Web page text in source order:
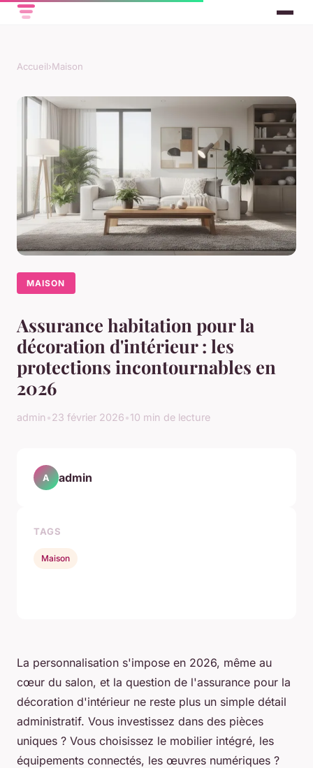
Accueil›Maison
MAISON
Assurance habitation pour la
décoration d'intérieur : les
protections incontournables en
2026
admin •23 février 2026•10 min de lecture
La personnalisation s'impose en 2026, même au
cœur du salon, et la question de l'assurance pour la
décoration d'intérieur ne reste plus un simple détail
administratif. Vous investissez dans des pièces
uniques ? Vous choisissez le mobilier intégré, les
équipements connectés, les œuvres numériques ?
A admin
TAGS
Maison